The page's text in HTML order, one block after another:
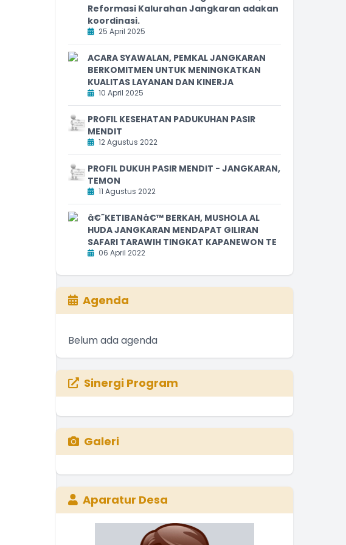
Reformasi Kalurahan Jangkaran adakan
koordinasi.
25 April 2025
ACARA SYAWALAN, PEMKAL JANGKARAN
BERKOMITMEN UNTUK MENINGKATKAN
KUALITAS LAYANAN DAN KINERJA
10 April 2025
PROFIL KESEHATAN PADUKUHAN PASIR
MENDIT
12 Agustus 2022
PROFIL DUKUH PASIR MENDIT - JANGKARAN,
TEMON
11 Agustus 2022
â€˜KETIBANâ€™ BERKAH, MUSHOLA AL
HUDA JANGKARAN MENDAPAT GILIRAN
SAFARI TARAWIH TINGKAT KAPANEWON TE
06 April 2022
Agenda
Belum ada agenda
Sinergi Program
Galeri
Aparatur Desa